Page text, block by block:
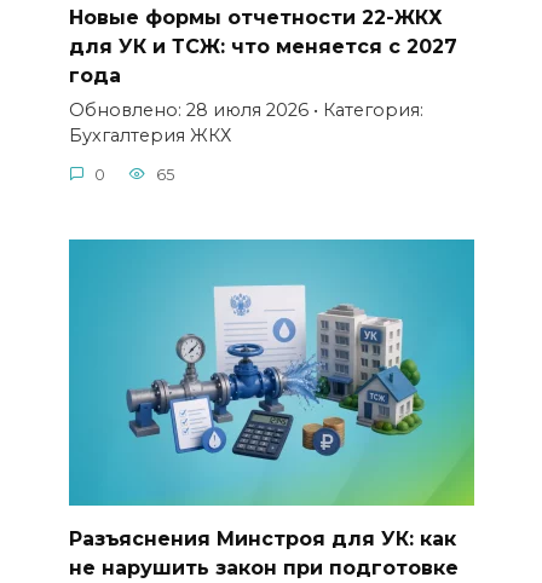
Новые формы отчетности 22-ЖКХ
для УК и ТСЖ: что меняется с 2027
года
Обновлено: 28 июля 2026 • Категория:
Бухгалтерия ЖКХ
0 65
Разъяснения Минстроя для УК: как
не нарушить закон при подготовке